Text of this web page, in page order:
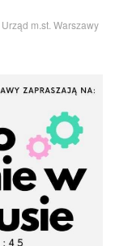
Urząd m.st. Warszawy